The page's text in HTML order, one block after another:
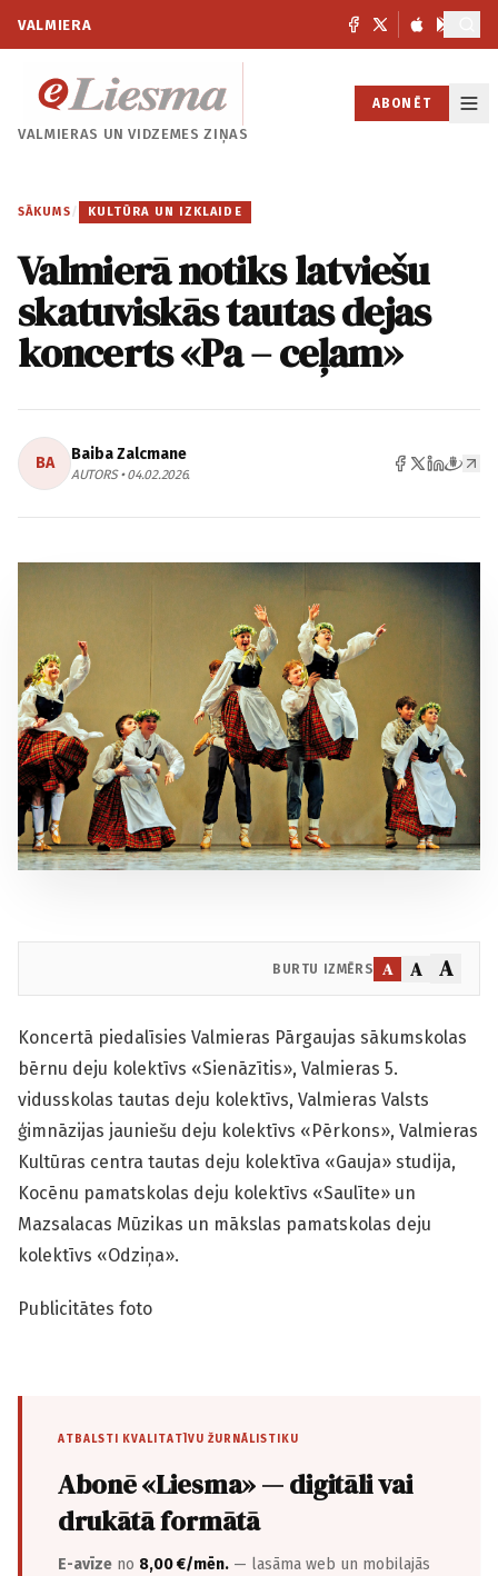
VALMIERA
VALMIERAS UNVIDZEMES ZIŅAS
ABONĒT
SĀKUMS / KULTŪRA UN IZKLAIDE
Valmierā notiks latviešu
skatuviskās tautas dejas
koncerts «Pa – ceļam»
BA Baiba Zalcmane
AUTORS • 04.02.2026.
BURTU IZMĒRS A A A
Koncertā piedalīsies Valmieras Pārgaujas sākumskolas
bērnu deju kolektīvs «Sienāzītis», Valmieras 5.
vidusskolas tautas deju kolektīvs, Valmieras Valsts
ģimnāzijas jauniešu deju kolektīvs «Pērkons», Valmieras
Kultūras centra tautas deju kolektīva «Gauja» studija,
Kocēnu pamatskolas deju kolektīvs «Saulīte» un
Mazsalacas Mūzikas un mākslas pamatskolas deju
kolektīvs «Odziņa».
Publicitātes foto
ATBALSTI KVALITATĪVU ŽURNĀLISTIKU
Abonē «Liesma» — digitāli vai
drukātā formātā
E-avīze no 8,00 €/mēn. — lasāma web un mobilajās